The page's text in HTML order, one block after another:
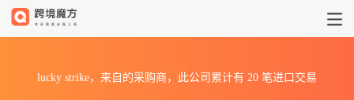
lucky strike，来自的采购商，此公司累计有 20 笔进口交易